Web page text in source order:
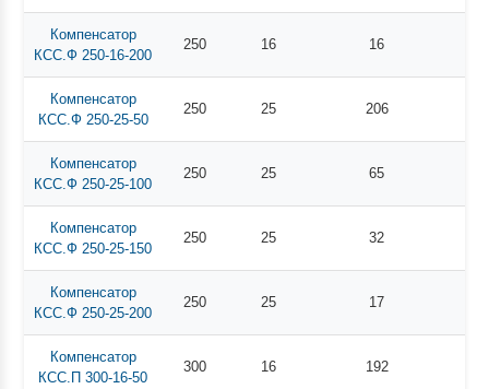
Компенсатор
КСС.Ф 250-16-200
250 16 16
Компенсатор
КСС.Ф 250-25-50
250 25 206
Компенсатор
КСС.Ф 250-25-100
250 25 65
Компенсатор
КСС.Ф 250-25-150
250 25 32
Компенсатор
КСС.Ф 250-25-200
250 25 17
Компенсатор
КСС.П 300-16-50
300 16 192